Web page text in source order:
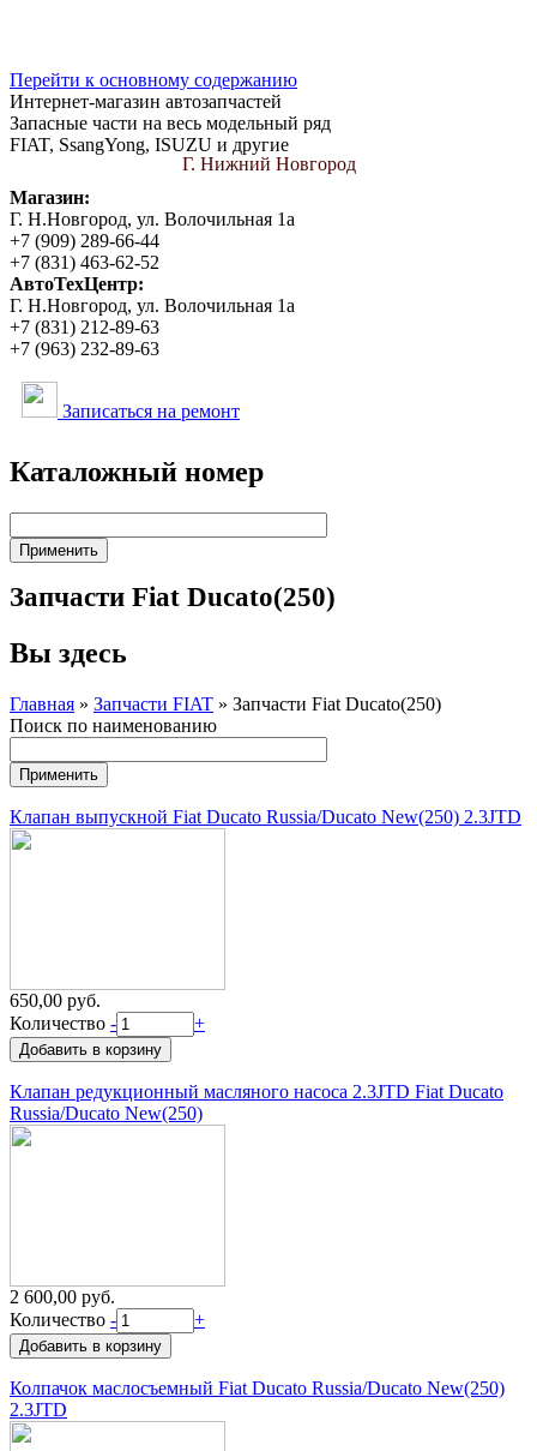
Перейти к основному содержанию
Интернет-магазин автозапчастей
Запасные части на весь модельный ряд
FIAT, SsangYong, ISUZU и другие
Г. Нижний Новгород
Магазин:
Г. Н.Новгород, ул. Волочильная 1а
+7 (909) 289-66-44
+7 (831) 463-62-52
АвтоТехЦентр:
Г. Н.Новгород, ул. Волочильная 1а
+7 (831) 212-89-63
+7 (963) 232-89-63
Записаться на ремонт
Каталожный номер
Запчасти Fiat Ducato(250)
Вы здесь
Главная » Запчасти FIAT » Запчасти Fiat Ducato(250)
Поиск по наименованию
Клапан выпускной Fiat Ducato Russia/Ducato New(250) 2.3JTD
650,00 руб.
Количество - +
Клапан редукционный масляного насоса 2.3JTD Fiat Ducato
Russia/Ducato New(250)
2 600,00 руб.
Количество - +
Колпачок маслосъемный Fiat Ducato Russia/Ducato New(250)
2.3JTD